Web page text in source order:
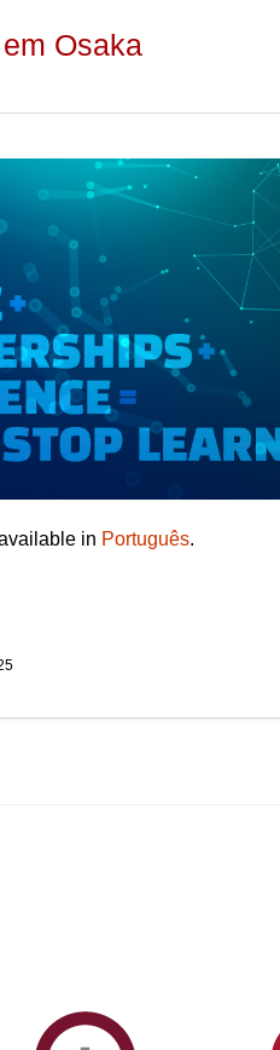
Osaka
in Português.
Académicas